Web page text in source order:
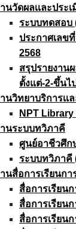
นวัดผลเเละประ
ระบบทดสอบ
ประกาศเลข
2568
สรุปรายงาน
ตั้งแต่-2-ขึ้นไป
นวิทยาบริการเเ
NPT
านระบบทวิภาคี
ศูนย์อาชีวศึก
ระบบทวิภาคี
นสื่อการเรียนกา
สื่อการเรียน
สื่อการเรียน
สื่อการเรียน